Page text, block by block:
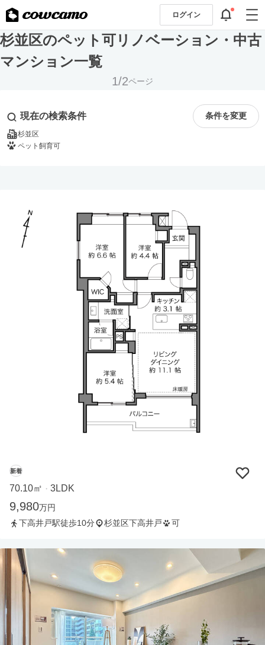
ログイン
杉並区のペット可リノベーション・中古
マンション一覧
1/2ページ
現在の検索条件 条件を変更
杉並区
ペット飼育可
新着
70.10㎡ ・ 3LDK
9,980万円
下高井戸駅徒歩10分
杉並区下高井戸 可